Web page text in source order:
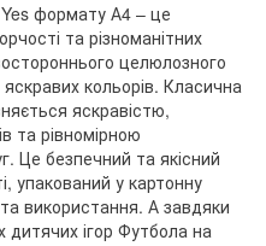
формату А4 – це
та різноманітних
целюлозного
кольорів. Класична
яскравістю,
та рівномірною
Це безпечний та якісний
упакований у картонну
використання. А завдяки
дитячих ігор Футбола на